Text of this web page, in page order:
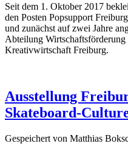
Seit dem 1. Oktober 2017
den Posten Popsupport
und zunächst auf zwei Jahre
Abteilung
Kreativwirtschaft Freiburg.
Ausstellung
Skateboard-
Gespeichert von Matthias